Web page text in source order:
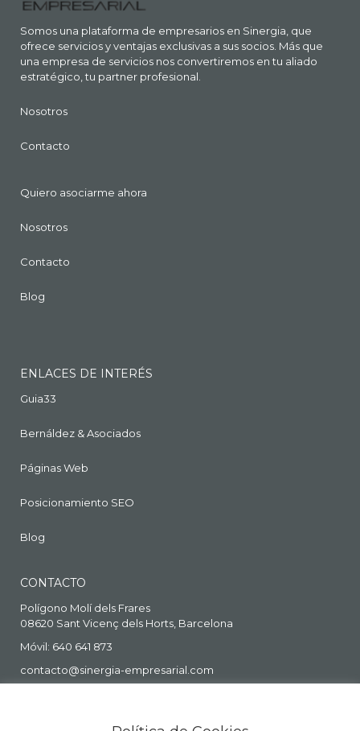
Somos una plataforma de empresarios en Sinergia, que
ofrece servicios y ventajas exclusivas a sus socios. Más que
una empresa de servicios nos convertiremos en tu aliado
estratégico, tu partner profesional.
Nosotros
Contacto
Quiero asociarme ahora
Nosotros
Contacto
Blog
ENLACES DE INTERÉS
Guia33
Bernáldez & Asociados
Páginas Web
Posicionamiento SEO
Blog
CONTACTO
Polígono Molí dels Frares
08620 Sant Vicenç dels Horts, Barcelona
Móvil: 640 641 873
contacto@sinergia-empresarial.com